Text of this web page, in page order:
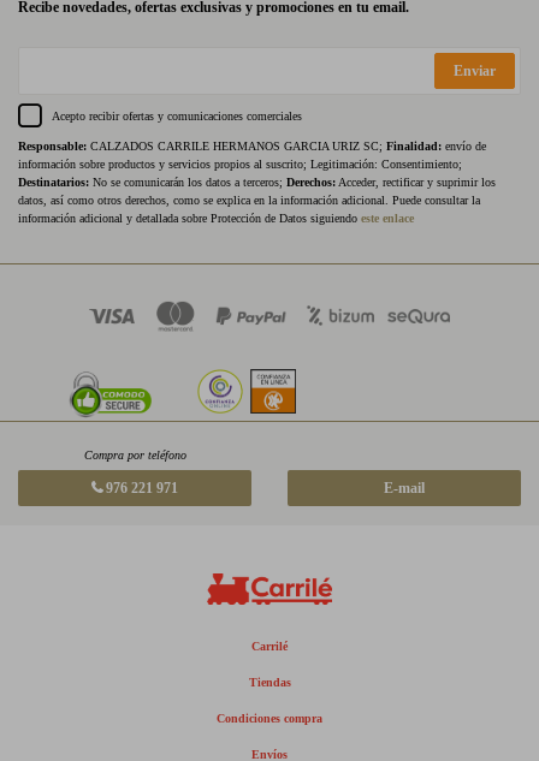
Recibe novedades, ofertas exclusivas y promociones en tu email.
Enviar
Acepto recibir ofertas y comunicaciones comerciales
Responsable: CALZADOS CARRILE HERMANOS GARCIA URIZ SC; Finalidad: envío de
información sobre productos y servicios propios al suscrito; Legitimación: Consentimiento;
Destinatarios: No se comunicarán los datos a terceros; Derechos: Acceder, rectificar y suprimir los
datos, así como otros derechos, como se explica en la información adicional. Puede consultar la
información adicional y detallada sobre Protección de Datos siguiendo este enlace
Compra por teléfono
976 221 971 E-mail
Carrilé
Tiendas
Condiciones compra
Envíos